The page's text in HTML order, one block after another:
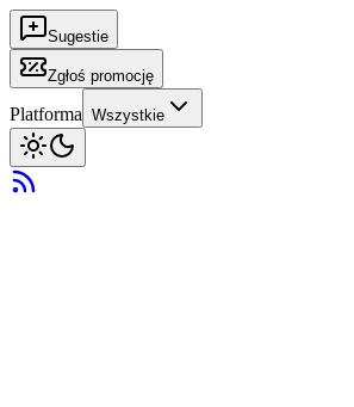
Sugestie
Zgłoś promocję
Platforma Wszystkie